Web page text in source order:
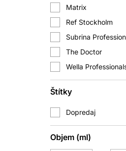
Pri
niektoré
Matrix
Ref Stockholm
Subrina
The Doctor
Wella
Štítky
Dopredaj
Objem (ml)